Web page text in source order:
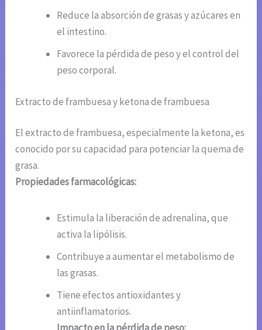
Reduce la absorción de grasas y azúcares en
el intestino.
Favorece la pérdida de peso y el control del
peso corporal.
Extracto de frambuesa y ketona de frambuesa
El extracto de frambuesa, especialmente la ketona, es
conocido por su capacidad para potenciar la quema de
grasa.
Propiedades farmacológicas:
Estimula la liberación de adrenalina, que
activa la lipólisis.
Contribuye a aumentar el metabolismo de
las grasas.
Tiene efectos antioxidantes y
antiinflamatorios.